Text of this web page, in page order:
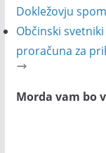
Dokležovju
Občinski
proračuna za
Morda vam bo